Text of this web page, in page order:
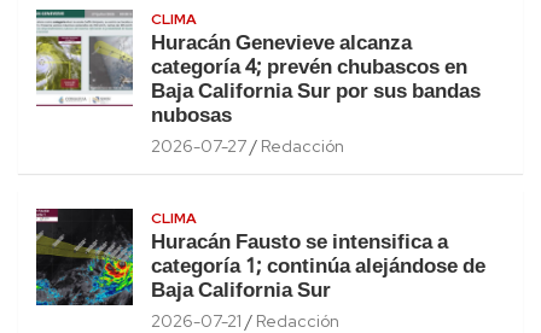
CLIMA
Huracán Genevieve alcanza
categoría 4; prevén chubascos en
Baja California Sur por sus bandas
nubosas
2026-07-27 Redacción
CLIMA
Huracán Fausto se intensifica a
categoría 1; continúa alejándose de
Baja California Sur
2026-07-21 Redacción